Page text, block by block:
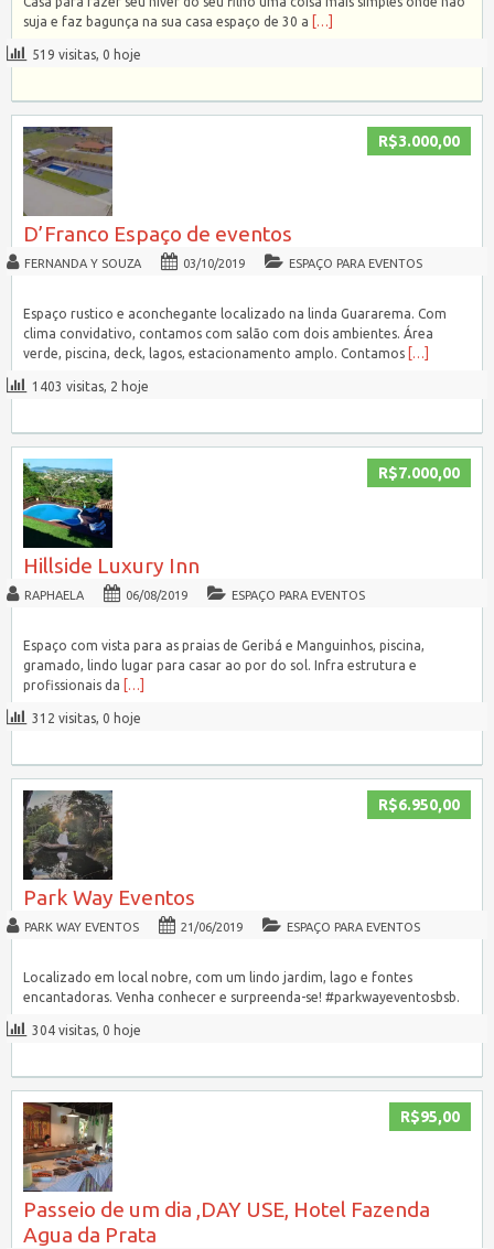
suja e faz bagunça na sua casa espaço de 30 a
[…]
519 visitas, 0 hoje
R$3.000,00
D’Franco Espaço de eventos
FERNANDA Y SOUZA 03/10/2019 ESPAÇO PARA EVENTOS
Espaço rustico e aconchegante localizado na linda Guararema. Com
clima convidativo, contamos com salão com dois ambientes. Área
verde, piscina, deck, lagos, estacionamento amplo. Contamos
[…]
1403 visitas, 2 hoje
R$7.000,00
Hillside Luxury Inn
RAPHAELA 06/08/2019 ESPAÇO PARA EVENTOS
Espaço com vista para as praias de Geribá e Manguinhos, piscina,
gramado, lindo lugar para casar ao por do sol. Infra estrutura e
profissionais da
[…]
312 visitas, 0 hoje
R$6.950,00
Park Way Eventos
PARK WAY EVENTOS 21/06/2019 ESPAÇO PARA EVENTOS
Localizado em local nobre, com um lindo jardim, lago e fontes
encantadoras. Venha conhecer e surpreenda-se! #parkwayeventosbsb.
304 visitas, 0 hoje
R$95,00
Passeio de um dia ,DAY USE, Hotel Fazenda
Agua da Prata